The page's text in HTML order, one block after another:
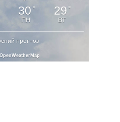
30 °
ПН
29 °
ВТ
прогноз